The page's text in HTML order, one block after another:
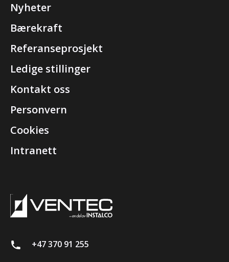
+47 370 91 255
Nyheter
Bærekraft
Referanseprosjekt
Ledige stillinger
Kontakt oss
Personvern
Cookies
Intranett